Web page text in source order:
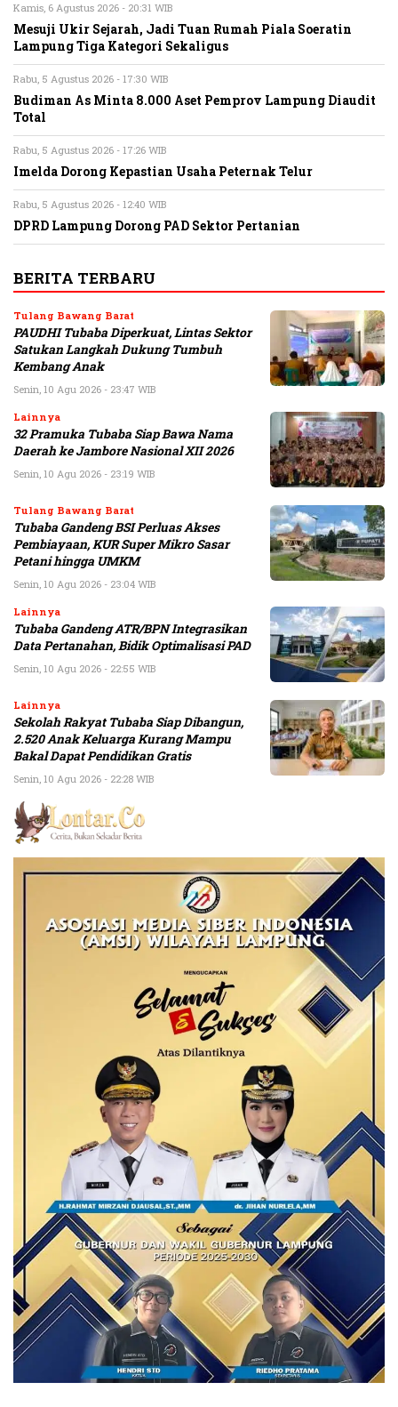
Kamis, 6 Agustus 2026 - 20:31 WIB
Mesuji Ukir Sejarah, Jadi Tuan Rumah Piala Soeratin
Lampung Tiga Kategori Sekaligus
Rabu, 5 Agustus 2026 - 17:30 WIB
Budiman As Minta 8.000 Aset Pemprov Lampung Diaudit
Total
Rabu, 5 Agustus 2026 - 17:26 WIB
Imelda Dorong Kepastian Usaha Peternak Telur
Rabu, 5 Agustus 2026 - 12:40 WIB
DPRD Lampung Dorong PAD Sektor Pertanian
BERITA TERBARU
Tulang Bawang Barat
PAUDHI Tubaba Diperkuat, Lintas Sektor
Satukan Langkah Dukung Tumbuh
Kembang Anak
Senin, 10 Agu 2026 - 23:47 WIB
Lainnya
32 Pramuka Tubaba Siap Bawa Nama
Daerah ke Jambore Nasional XII 2026
Senin, 10 Agu 2026 - 23:19 WIB
Tulang Bawang Barat
Tubaba Gandeng BSI Perluas Akses
Pembiayaan, KUR Super Mikro Sasar
Petani hingga UMKM
Senin, 10 Agu 2026 - 23:04 WIB
Lainnya
Tubaba Gandeng ATR/BPN Integrasikan
Data Pertanahan, Bidik Optimalisasi PAD
Senin, 10 Agu 2026 - 22:55 WIB
Lainnya
Sekolah Rakyat Tubaba Siap Dibangun,
2.520 Anak Keluarga Kurang Mampu
Bakal Dapat Pendidikan Gratis
Senin, 10 Agu 2026 - 22:28 WIB